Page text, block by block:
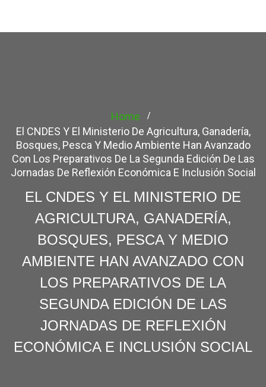
Home
El CNDES Y El Ministerio De Agricultura, Ganadería,
Bosques, Pesca Y Medio Ambiente Han Avanzado
Con Los Preparativos De La Segunda Edición De Las
Jornadas De Reflexión Económica E Inclusión Social
EL CNDES Y EL MINISTERIO DE
AGRICULTURA, GANADERÍA,
BOSQUES, PESCA Y MEDIO
AMBIENTE HAN AVANZADO CON
LOS PREPARATIVOS DE LA
SEGUNDA EDICIÓN DE LAS
JORNADAS DE REFLEXIÓN
ECONÓMICA E INCLUSIÓN SOCIAL